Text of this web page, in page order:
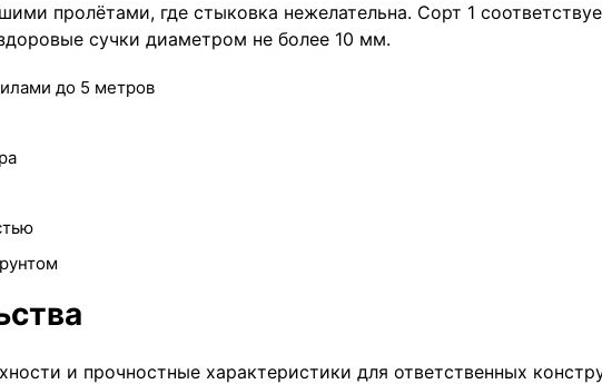
пролётами, где стыковка нежелательна. Сорт 1
сучки диаметром не более 10 мм.
до 5 метров
и прочностные характеристики для ответственных